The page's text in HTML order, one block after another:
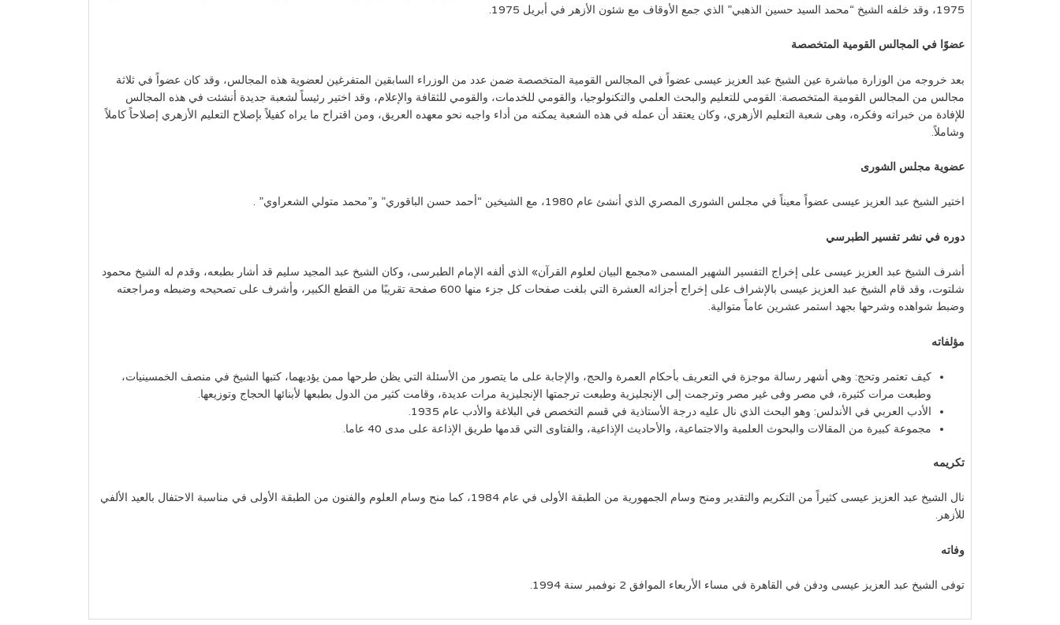
1975، وقد خلفه الشيخ “محمد السيد حسين الذهبي” الذي جمع الأوقاف مع شئون الأزهر في أبريل 1975.
عضوًا في المجالس القومية المتخصصة
بعد خروجه من الوزارة مباشرة عين الشيخ عبد العزيز عيسى عضواً في المجالس القومية المتخصصة ضمن عدد من الوزراء السابقين المتفرغين لعضوية هذه المجالس، وقد كان عضواً في ثلاثة
مجالس من المجالس القومية المتخصصة: القومي للتعليم والبحث العلمي والتكنولوجيا، والقومي للخدمات، والقومي للثقافة والإعلام، وقد اختير رئيساً لشعبة جديدة أنشئت في هذه المجالس
للإفادة من خبراته وفكره، وهى شعبة التعليم الأزهري، وكان يعتقد أن عمله في هذه الشعبة يمكنه من أداء واجبه نحو معهده العريق، ومن اقتراح ما يراه كفيلاً بإصلاح التعليم الأزهري إصلاحاً كاملاً
وشاملاً.
عضوية مجلس الشورى
اختير الشيخ عبد العزيز عيسى عضواً معيناً في مجلس الشورى المصري الذي أنشئ عام 1980، مع الشيخين “أحمد حسن الباقوري” و”محمد متولي الشعراوي” .
دوره في نشر تفسير الطبرسي
أشرف الشيخ عبد العزيز عيسى على إخراج التفسير الشهير المسمى «مجمع البيان لعلوم القرآن» الذي ألفه الإمام الطبرسى، وكان الشيخ عبد المجيد سليم قد أشار بطبعه، وقدم له الشيخ محمود
شلتوت، وقد قام الشيخ عبد العزيز عيسى بالإشراف على إخراج أجزائه العشرة التي بلغت صفحات كل جزء منها 600 صفحة تقريبًا من القطع الكبير، وأشرف على تصحيحه وضبطه ومراجعته
وضبط شواهده وشرحها بجهد استمر عشرين عاماً متوالية.
مؤلفاته
كيف تعتمر وتحج: وهي أشهر رسالة موجزة في التعريف بأحكام العمرة والحج، والإجابة على ما يتصور من الأسئلة التي يظن طرحها ممن يؤديهما، كتبها الشيخ في منصف الخمسينيات،
وطبعت مرات كثيرة، في مصر وفى غير مصر وترجمت إلى الإنجليزية وطبعت ترجمتها الإنجليزية مرات عديدة، وقامت كثير من الدول بطبعها لأبنائها الحجاج وتوزيعها.
الأدب العربي في الأندلس: وهو البحث الذي نال عليه درجة الأستاذية في قسم التخصص في البلاغة والأدب عام 1935.
مجموعة كبيرة من المقالات والبحوث العلمية والاجتماعية، والأحاديث الإذاعية، والفتاوى التي قدمها طريق الإذاعة على مدى 40 عاما.
تكريمه
نال الشيخ عبد العزيز عيسى كثيراً من التكريم والتقدير ومنح وسام الجمهورية من الطبقة الأولى في عام 1984، كما منح وسام العلوم والفنون من الطبقة الأولى في مناسبة الاحتفال بالعيد الألفي
للأزهر.
وفاته
توفى الشيخ عبد العزيز عيسى ودفن في القاهرة في مساء الأربعاء الموافق 2 نوفمبر سنة 1994.